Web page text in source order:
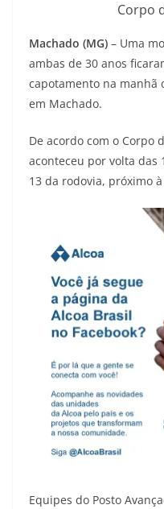
Corpo
Machado (MG) – Uma
ambas de 30 anos
capotamento na manhã
em Machado.
De acordo com o Corpo
aconteceu por volta
13 da rodovia, próximo
Equipes do Posto